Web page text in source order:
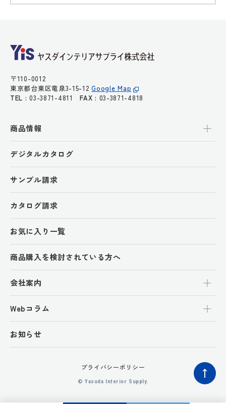
〒110-0012
東京都台東区竜泉3-15-12Google Map
TEL : 03-3871-4811FAX : 03-3871-4818
商品情報
デジタルカタログ
サンプル請求
カタログ請求
お気に入り一覧
商品購入を検討されている方へ
会社案内
Webコラム
お知らせ
プライバシーポリシー
© Yasuda Interior Supply.